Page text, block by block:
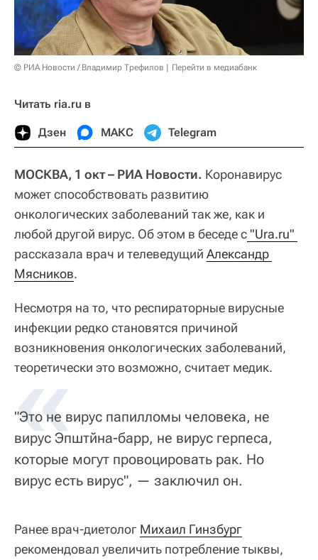
© РИА Новости / Владимир Трефилов Перейти в медиабанк
Читать ria.ru в
Дзен МАКС Telegram
МОСКВА, 1 окт – РИА Новости. Коронавирус
может способствовать развитию
онкологических заболеваний так же, как и
любой другой вирус. Об этом в беседе с
рассказала врач и телеведущий Александр
Мясников.
Несмотря на то, что респираторные вирусные
инфекции редко становятся причиной
возникновения онкологических заболеваний,
теоретически это возможно, считает медик.
«
"Это не вирус папилломы человека, не
вирус Эпштйна-барр, не вирус герпеса,
которые могут провоцировать рак. Но
вирус есть вирус", — заключил он.
Ранее врач-диетолог Михаил Гинзбург
рекомендовал увеличить потребление тыквы,